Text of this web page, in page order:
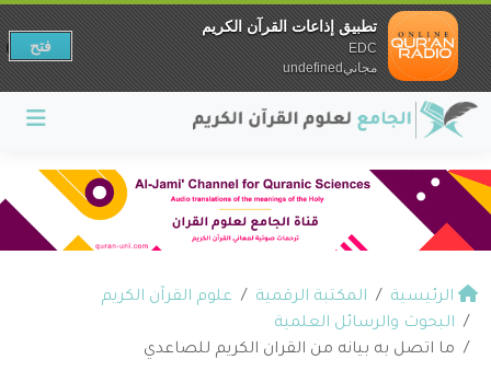
الرئيسية المكتبة الرقمية
علوم القرآن الكريم
البحوث والرسائل العلمية
ما اتصل به بيانه من القران الكريم للصاعدي
تطبيق إذاعات القرآن الكريم
EDC
مجانيundefined
فتح